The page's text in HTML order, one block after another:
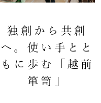
独創から共創
へ。使い手とと
もに歩む「越前
箪笥」